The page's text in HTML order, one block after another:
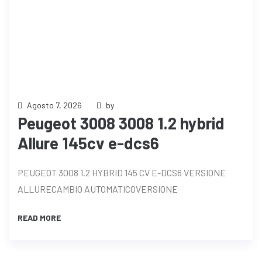
Agosto 7, 2026 by
Peugeot 3008 3008 1.2 hybrid
Allure 145cv e-dcs6
PEUGEOT 3008 1.2 HYBRID 145 CV E-DCS6 VERSIONE
ALLURECAMBIO AUTOMATICOVERSIONE
READ MORE